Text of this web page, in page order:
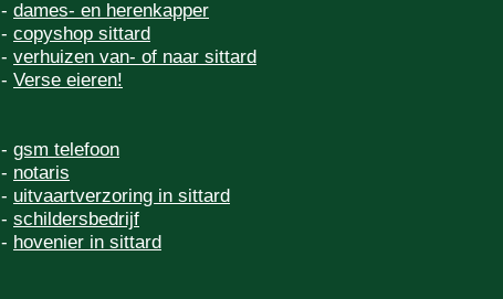
- dames- en herenkapper
- copyshop sittard
- verhuizen van- of naar sittard
- Verse eieren!
- gsm telefoon
- notaris
- uitvaartverzoring in sittard
- schildersbedrijf
- hovenier in sittard